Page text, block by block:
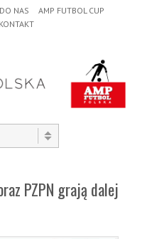
NAS
AMP FUTBOL CUP
KONTAKT
PZPN grają dalej